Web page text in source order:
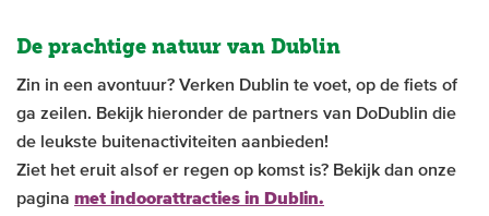
De prachtige natuur van Dublin
Zin in een avontuur? Verken Dublin te voet, op de fiets of
ga zeilen. Bekijk hieronder de partners van DoDublin die
de leukste buitenactiviteiten aanbieden!
Ziet het eruit alsof er regen op komst is? Bekijk dan onze
pagina met indoorattracties in Dublin.